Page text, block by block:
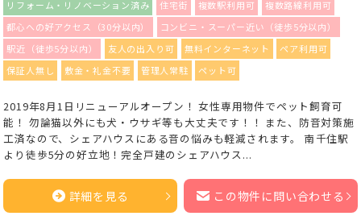
リフォーム・リノベーション済み
住宅街 複数駅利用可
複数路線利用可
都心への好アクセス（30分以内）
コンビニ・スーパー近い（徒歩5分以内）
駅近（徒歩5分以内）
友人の出入り可 無料インターネット
ペア利用可
保証人無し
敷金・礼金不要 管理人常駐 ペット可
2019年8月1日リニューアルオープン！ 女性専用物件でペット飼育可
能！ 勿論猫以外にも犬・ウサギ等も大丈夫です！！ また、防音対策施
工済なので、シェアハウスにある音の悩みも軽減されます。 南千住駅
より徒歩5分の好立地！完全戸建のシェアハウス...
詳細を見る この物件に問い合わせる